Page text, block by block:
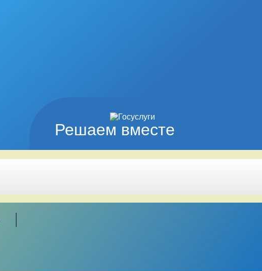
Решаем вместе